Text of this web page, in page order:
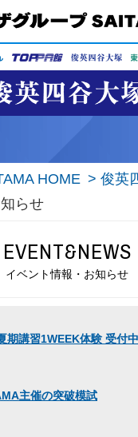
報・お知ら
HOME 俊英
らせ
EVENT&NEWS
イベント情報・お知らせ
期講習1WEEK体験 受付中
主催の突破模試